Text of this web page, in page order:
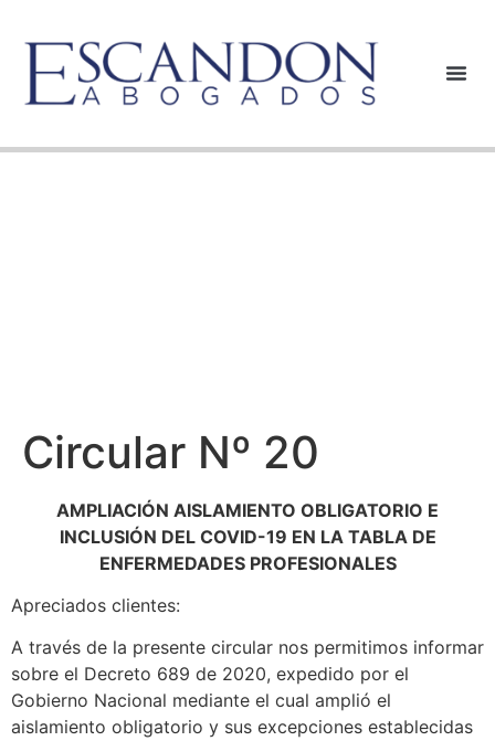
Circular Nº 20
AMPLIACIÓN AISLAMIENTO OBLIGATORIO E
INCLUSIÓN DEL COVID-19 EN LA TABLA DE
ENFERMEDADES PROFESIONALES
Apreciados clientes:
A través de la presente circular nos permitimos informar
sobre el Decreto 689 de 2020, expedido por el
Gobierno Nacional mediante el cual amplió el
aislamiento obligatorio y sus excepciones establecidas